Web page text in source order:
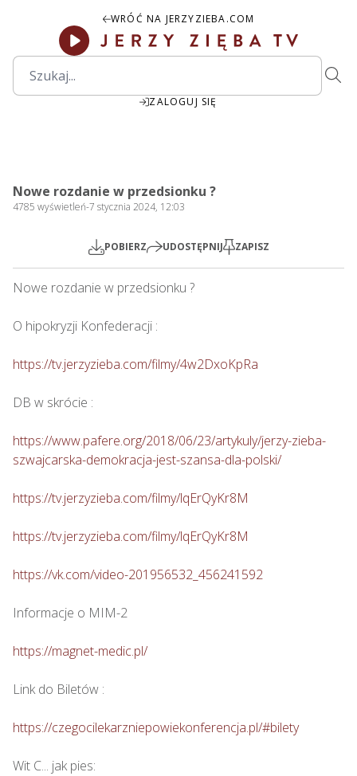
WRÓĆ NA JERZYZIEBA.COM
ZALOGUJ SIĘ
Play
Nowe rozdanie w przedsionku ?
4785 wyświetleń-7 stycznia 2024, 12:03
POBIERZ UDOSTĘPNIJ ZAPISZ
Nowe rozdanie w przedsionku ?
O hipokryzji Konfederacji :
https://tv.jerzyzieba.com/filmy/4w2DxoKpRa
DB w skrócie :
https://www.pafere.org/2018/06/23/artykuly/jerzy-zieba-
szwajcarska-demokracja-jest-szansa-dla-polski/
https://tv.jerzyzieba.com/filmy/lqErQyKr8M
https://tv.jerzyzieba.com/filmy/lqErQyKr8M
https://vk.com/video-201956532_456241592
Informacje o MIM-2
https://magnet-medic.pl/
Link do Biletów :
https://czegocilekarzniepowiekonferencja.pl/#bilety
Wit C... jak pies: